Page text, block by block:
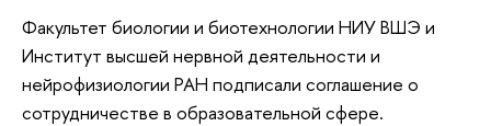
Факультет биологии и биотехнологии НИУ ВШЭ и
Институт высшей нервной деятельности и
нейрофизиологии РАН подписали соглашение о
сотрудничестве в образовательной сфере.